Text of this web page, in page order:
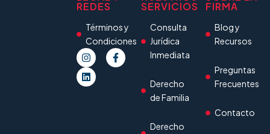
REDES
Términos y
Condiciones
SERVICIOS
Consulta
Jurídica
Inmediata
Derecho
de Familia
Derecho
FIRMA
Blog y
Recursos
Preguntas
Frecuentes
Contacto